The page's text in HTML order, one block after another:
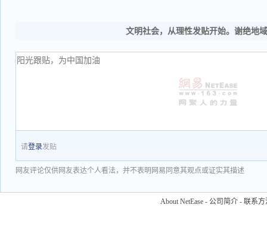
文明社会，从理性发贴开始。谢绝地
请登录发贴
网友评论仅供网友表达个人看法，并不表明网易同意其观点或证实其描述
About NetEase - 公司简介 - 联系方